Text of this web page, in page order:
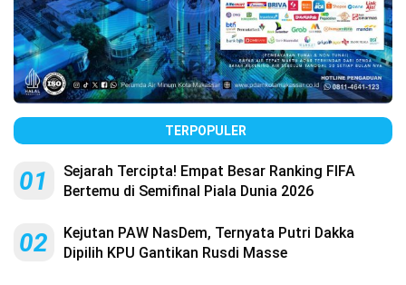
TERPOPULER
01
Sejarah Tercipta! Empat Besar Ranking FIFA
Bertemu di Semifinal Piala Dunia 2026
02
Kejutan PAW NasDem, Ternyata Putri Dakka
Dipilih KPU Gantikan Rusdi Masse